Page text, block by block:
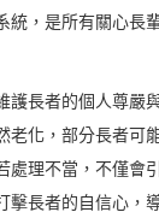
統，是所有關心長
護長者的個人尊嚴
老化，部分長者可
處理不當，不僅會
擊長者的自信心，